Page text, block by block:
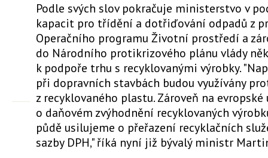
Podle svých slov pokračuje ministerstvo v
kapacit pro třídění a dotřiďování odpadů z
Operačního programu Životní prostředí a
do Národního protikrizového plánu vlády
k podpoře trhu s recyklovanými výrobky.
při dopravních stavbách budou využívány
z recyklovaného plastu. Zároveň na
o daňovém zvýhodnění recyklovaných
půdě usilujeme o přeřazení recyklačních
sazby DPH," říká nyní již bývalý ministr